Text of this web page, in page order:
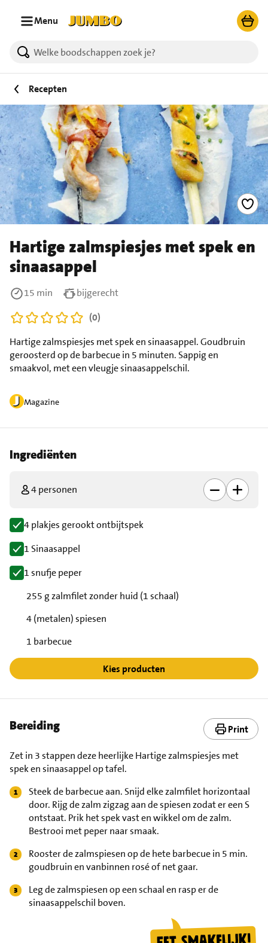
Menu
Recepten
Hartige zalmspiesjes met spek en
sinaasappel
Magazine
Hartige zalmspiesjes met spek en sinaasappel. Goudbruin
geroosterd op de barbecue in 5 minuten. Sappig en
smaakvol, met een vleugje sinaasappelschil.
15 min
bijgerecht
(0)
Ingrediënten
4 personen
4 plakjes gerookt ontbijtspek
1 Sinaasappel
1 snufje peper
255 g zalmfilet zonder huid (1 schaal)
4 (metalen) spiesen
1 barbecue
Kies producten
Bereiding Print
Zet in 3 stappen deze heerlijke Hartige zalmspiesjes met
spek en sinaasappel op tafel.
Steek de barbecue aan. Snijd elke zalmfilet horizontaal
door. Rijg de zalm zigzag aan de spiesen zodat er een S
ontstaat. Prik het spek vast en wikkel om de zalm.
Bestrooi met peper naar smaak.
Rooster de zalmspiesen op de hete barbecue in 5 min.
goudbruin en vanbinnen rosé of net gaar.
Leg de zalmspiesen op een schaal en rasp er de
sinaasappelschil boven.